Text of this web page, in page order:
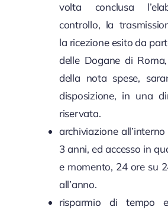
volta conclusa
controllo, la
la ricezione esito da
delle Dogane di Roma,
della nota spese,
disposizione, in una
riservata.
archiviazione
3 anni, ed accesso in
e momento, 24 ore su
all’anno.
risparmio di tempo